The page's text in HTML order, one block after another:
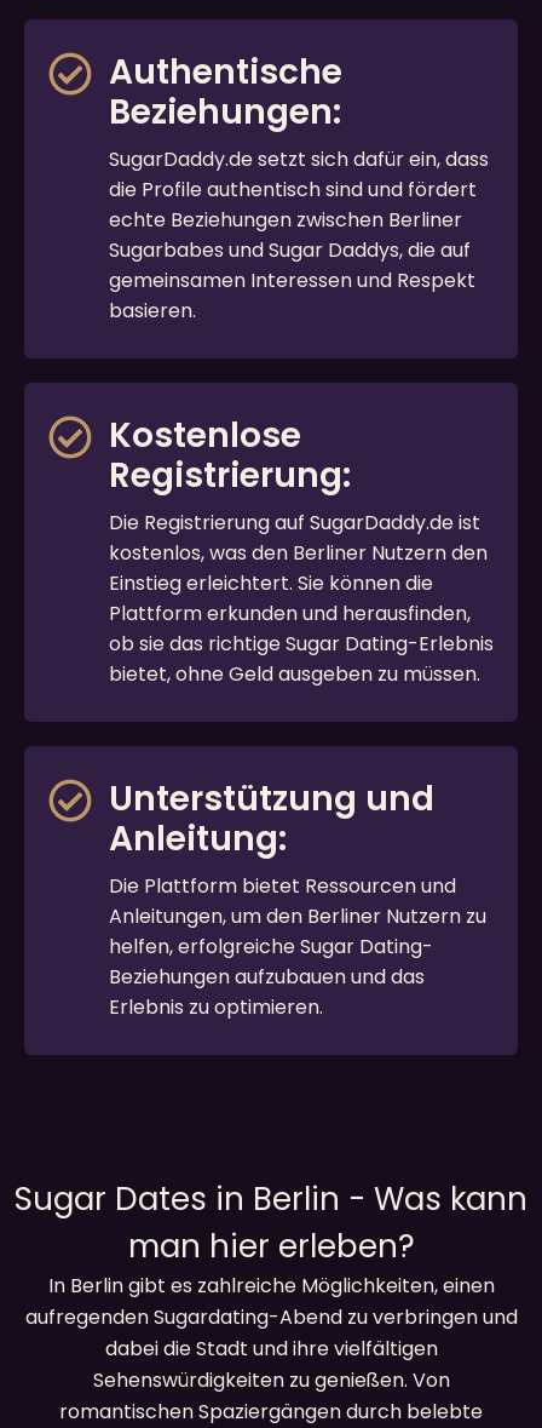
Authentische
Beziehungen:
SugarDaddy.de setzt sich dafür ein, dass
die Profile authentisch sind und fördert
echte Beziehungen zwischen Berliner
Sugarbabes und Sugar Daddys, die auf
gemeinsamen Interessen und Respekt
basieren.
Kostenlose
Registrierung:
Die Registrierung auf SugarDaddy.de ist
kostenlos, was den Berliner Nutzern den
Einstieg erleichtert. Sie können die
Plattform erkunden und herausfinden,
ob sie das richtige Sugar Dating-Erlebnis
bietet, ohne Geld ausgeben zu müssen.
Unterstützung und
Anleitung:
Die Plattform bietet Ressourcen und
Anleitungen, um den Berliner Nutzern zu
helfen, erfolgreiche Sugar Dating-
Beziehungen aufzubauen und das
Erlebnis zu optimieren.
Sugar Dates in Berlin - Was kann
man hier erleben?
In Berlin gibt es zahlreiche Möglichkeiten, einen
aufregenden Sugardating-Abend zu verbringen und
dabei die Stadt und ihre vielfältigen
Sehenswürdigkeiten zu genießen. Von
romantischen Spaziergängen durch belebte